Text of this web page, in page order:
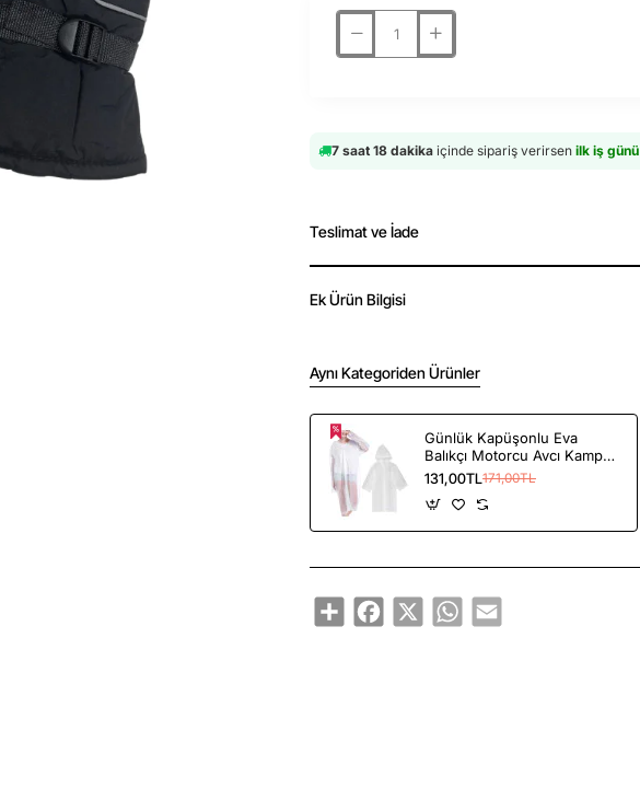
7 saat 18 dakika içinde sipariş verirsen ilk iş günü
Teslimat ve İade
Ek Ürün Bilgisi
Aynı Kategoriden Ürünler
Günlük Kapüşonlu Eva
Balıkçı Motorcu Avcı Kamp
Yağmurluk
131,00TL171,00TL
ShareFacebook
X WhatsApp
Email